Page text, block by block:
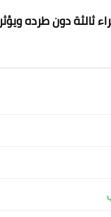
ثالثة دون طرده